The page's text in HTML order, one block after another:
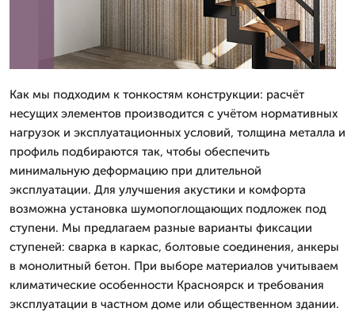
Как мы подходим к тонкостям конструкции: расчёт
несущих элементов производится с учётом нормативных
нагрузок и эксплуатационных условий, толщина металла и
профиль подбираются так, чтобы обеспечить
минимальную деформацию при длительной
эксплуатации. Для улучшения акустики и комфорта
возможна установка шумопоглощающих подложек под
ступени. Мы предлагаем разные варианты фиксации
ступеней: сварка в каркас, болтовые соединения, анкеры
в монолитный бетон. При выборе материалов учитываем
климатические особенности Красноярск и требования
эксплуатации в частном доме или общественном здании.